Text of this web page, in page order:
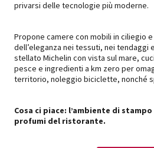
privarsi delle tecnologie più moderne.
Propone camere con mobili in ciliegio
dell’eleganza nei tessuti, nei tendaggi
stellato Michelin con vista sul mare,
pesce e ingredienti a km zero per
territorio, noleggio biciclette, nonché
Cosa ci piace: l’ambiente di
profumi del ristorante.